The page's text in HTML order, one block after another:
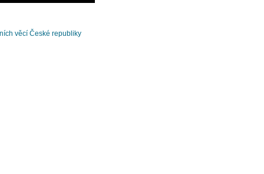
věcí České republiky